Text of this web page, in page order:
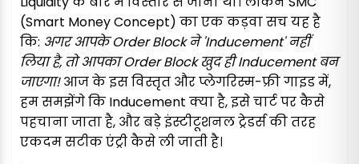
(Smart Money Concept) का एक कड़वा सच यह है
कि: अगर आपके Order Block ने 'Inducement' नहीं
लिया है, तो आपका Order Block खुद ही Inducement बन
जाएगा!आज के इस विस्तृत और प्लेगरिस्म-फ्री गाइड में,
हम समझेंगे कि Inducement क्या है, इसे चार्ट पर कैसे
पहचाना जाता है, और बड़े इंस्टीटूशनल ट्रेडर्स की तरह
एकदम सटीक एंट्री कैसे ली जाती है।